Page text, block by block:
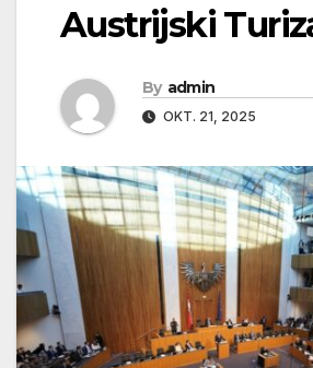
Austrijski
By admin
OKT. 21, 2025